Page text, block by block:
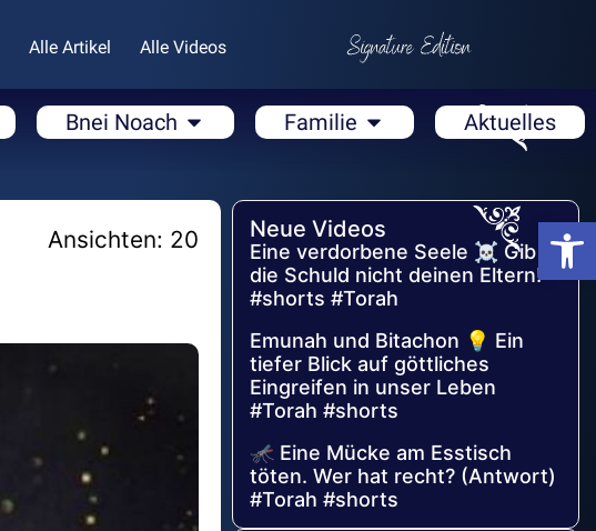
Alle Artikel Alle Videos
Bnei Noach Familie Aktuelles
Ansichten: 20 Neue Videos
Eine verdorbene Seele ☠️ Gib
die Schuld nicht deinen Eltern!
#shorts #Torah
Emunah und Bitachon 💡 Ein
tiefer Blick auf göttliches
Eingreifen in unser Leben
#Torah #shorts
🦟 Eine Mücke am Esstisch
töten. Wer hat recht? (Antwort)
#Torah #shorts